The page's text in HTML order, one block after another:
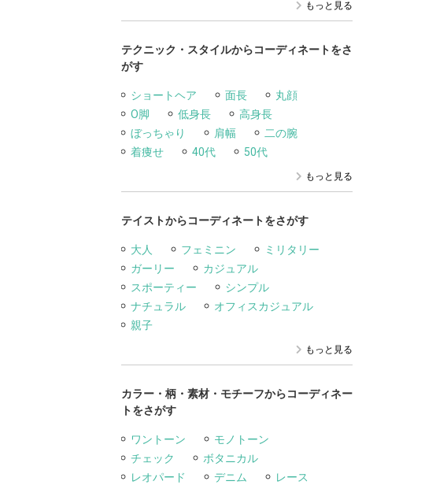
もっと見る
テクニック・スタイルからコーディネートをさ
がす
ショートヘア 面長
丸顔
O脚
低身長
高身長
ぼっちゃり
肩幅
二の腕
着痩せ
40代 50代
もっと見る
テイストからコーディネートをさがす
大人 フェミニン
ミリタリー
ガーリー
カジュアル
スポーティー
シンプル
ナチュラル
オフィスカジュアル
親子
もっと見る
カラー・柄・素材・モチーフからコーディネー
トをさがす
ワントーン
モノトーン
チェック
ボタニカル
レオパード
デニム
レース